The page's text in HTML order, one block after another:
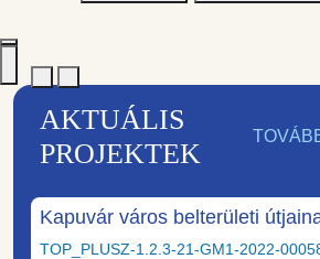
AKTUÁLIS
PROJEKTEK
Kapuvár város belterületi
TOP_PLUSZ-1.2.3-21-GM1-2022-